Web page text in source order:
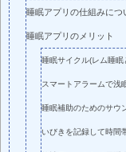
睡眠アプリの仕組みにつ
睡眠アプリのメリット
睡眠サイクル(レム睡
スマートアラームで浅
睡眠補助のためのサウ
いびきを記録して時間